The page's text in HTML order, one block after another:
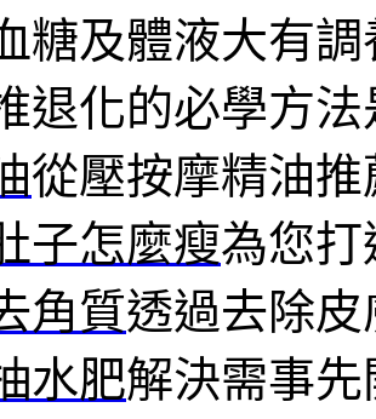
糖及體液大有
退化的必學方
從壓按摩精油
子怎麼瘦為您
角質透過去除
水肥解決需事